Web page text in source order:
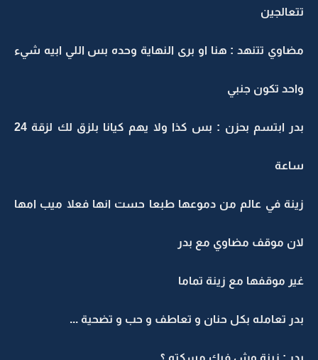
تتعالجين
مضاوي تتنهد : هنا او برى النهاية وحده بس اللي ابيه شيء
واحد تكون جنبي
بدر ابتسم بحزن : بس كذا ولا يهم كيانا بلزق لك لزقة 24
ساعة
زينة في عالم من دموعها طبعا حست انها فعلا ميب امها
لان موقف مضاوي مع بدر
غير موقفها مع زينة تماما
بدر تعامله بكل حنان و تعاطف و حب و تضحية ...
بدر : زينة وش فيك مسكته ؟